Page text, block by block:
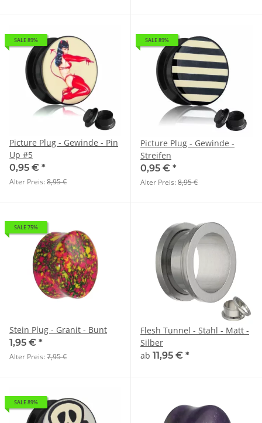
SALE 89%
Picture Plug - Gewinde - Pin
Up #5
0,95 € *
Alter Preis:8,95 €
SALE 89%
Picture Plug - Gewinde -
Streifen
0,95 € *
Alter Preis:8,95 €
SALE 75%
Stein Plug - Granit - Bunt
1,95 € *
Alter Preis:7,95 €
Flesh Tunnel - Stahl - Matt -
Silber
ab 11,95 € *
SALE 89%